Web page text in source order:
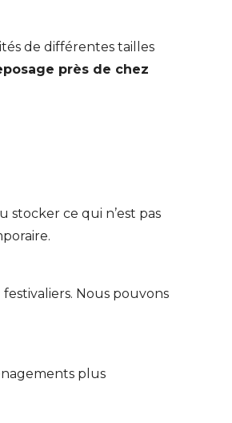
de différentes tailles
près de chez
stocker ce qui n’est pas
Nous pouvons
plus